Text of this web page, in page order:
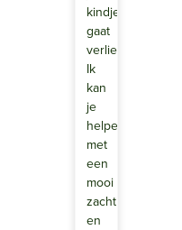
kindje
gaat
verliezen.
Ik
kan
je
helpen
met
een
mooi
zacht
en